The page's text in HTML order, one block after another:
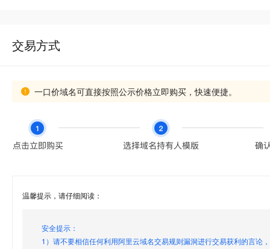
交易方式
一口价域名可直接按照公示价格立即购买，快速便捷。
温馨提示，请仔细阅读：
安全提示：
1）请不要相信任何利用阿里云域名交易规则漏洞进行交易获利的言论